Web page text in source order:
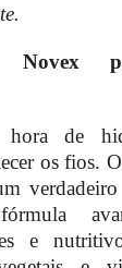
Novex
de
os fios.
e